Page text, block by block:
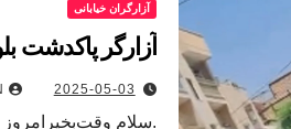
آزارگران خیابانی
آزارگر پاکدشت
2025-05-03
.سلام وقت‌بخیرامروز